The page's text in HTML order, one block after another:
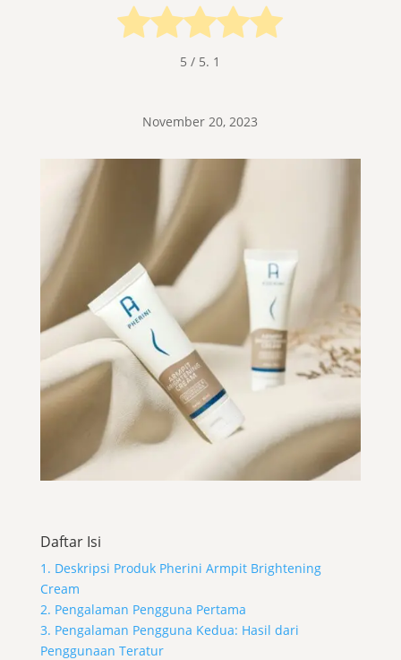
5 / 5. 1
November 20, 2023
Daftar Isi
1. Deskripsi Produk Pherini Armpit Brightening
Cream
2. Pengalaman Pengguna Pertama
3. Pengalaman Pengguna Kedua: Hasil dari
Penggunaan Teratur